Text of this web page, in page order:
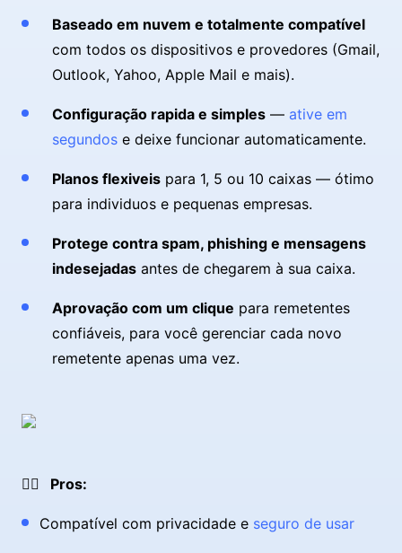
Baseado em nuvem e totalmente compatível
com todos os dispositivos e provedores (Gmail,
Outlook, Yahoo, Apple Mail e mais).
Configuração rapida e simples — ative em
segundos e deixe funcionar automaticamente.
Planos flexiveis para 1, 5 ou 10 caixas — ótimo
para individuos e pequenas empresas.
Protege contra spam, phishing e mensagens
indesejadas antes de chegarem à sua caixa.
Aprovação com um clique para remetentes
confiáveis, para você gerenciar cada novo
remetente apenas uma vez.
👍🏼 Pros:
Compatível com privacidade e seguro de usar